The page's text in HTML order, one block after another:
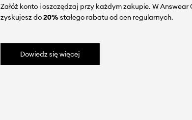
Załóż konto i oszczędzaj przy każdym zakupie. W Answear
zyskujesz do20%stałego rabatu od cen regularnych.
Dowiedz się więcej